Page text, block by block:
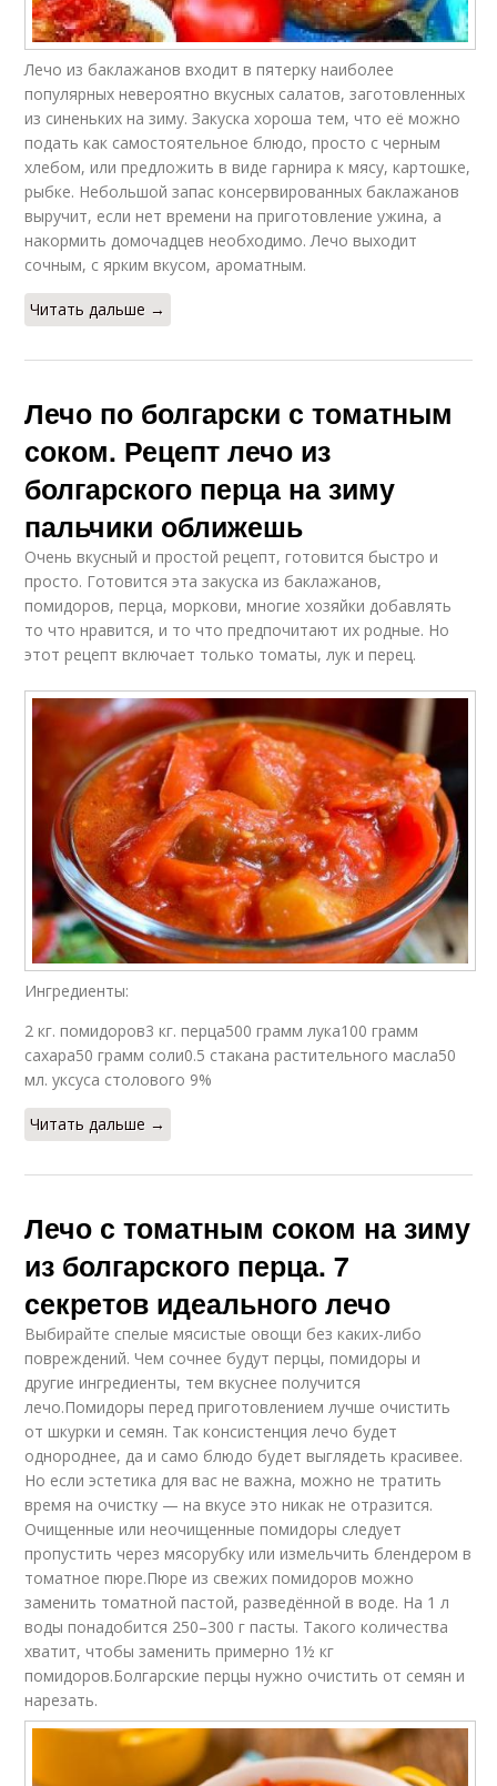
Лечо из баклажанов входит в пятерку наиболее
популярных невероятно вкусных салатов, заготовленных
из синеньких на зиму. Закуска хороша тем, что её можно
подать как самостоятельное блюдо, просто с черным
хлебом, или предложить в виде гарнира к мясу, картошке,
рыбке. Небольшой запас консервированных баклажанов
выручит, если нет времени на приготовление ужина, а
накормить домочадцев необходимо. Лечо выходит
сочным, с ярким вкусом, ароматным.
Читать дальше →
Лечо по болгарски с томатным
соком. Рецепт лечо из
болгарского перца на зиму
пальчики оближешь
Очень вкусный и простой рецепт, готовится быстро и
просто. Готовится эта закуска из баклажанов,
помидоров, перца, моркови, многие хозяйки добавлять
то что нравится, и то что предпочитают их родные. Но
этот рецепт включает только томаты, лук и перец.
Ингредиенты:
2 кг. помидоров3 кг. перца500 грамм лука100 грамм
сахара50 грамм соли0.5 стакана растительного масла50
мл. уксуса столового 9%
Читать дальше →
Лечо с томатным соком на зиму
из болгарского перца. 7
секретов идеального лечо
Выбирайте спелые мясистые овощи без каких-либо
повреждений. Чем сочнее будут перцы, помидоры и
другие ингредиенты, тем вкуснее получится
лечо.Помидоры перед приготовлением лучше очистить
от шкурки и семян. Так консистенция лечо будет
однороднее, да и само блюдо будет выглядеть красивее.
Но если эстетика для вас не важна, можно не тратить
время на очистку — на вкусе это никак не отразится.
Очищенные или неочищенные помидоры следует
пропустить через мясорубку или измельчить блендером в
томатное пюре.Пюре из свежих помидоров можно
заменить томатной пастой, разведённой в воде. На 1 л
воды понадобится 250–300 г пасты. Такого количества
хватит, чтобы заменить примерно 1½ кг
помидоров.Болгарские перцы нужно очистить от семян и
нарезать.